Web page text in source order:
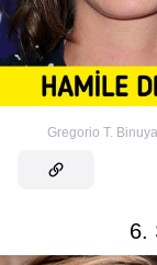
Gregorio T.
6.